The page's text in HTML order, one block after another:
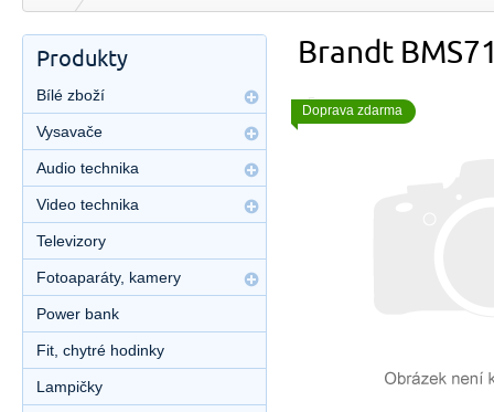
Brandt
Doprava zdarma
Produkty
Bílé zboží
Vysavače
Audio technika
Video technika
Televizory
Fotoaparáty, kamery
Power bank
Fit, chytré hodinky
Lampičky